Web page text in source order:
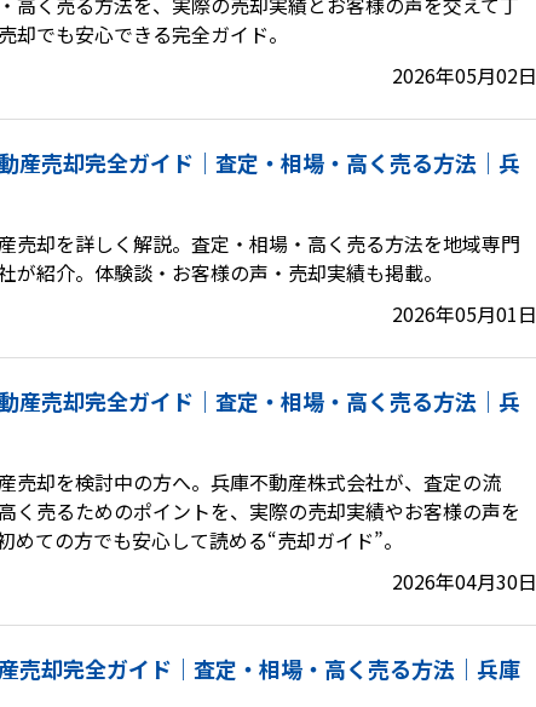
却でも安心できる完全ガイド。
2026年05月02日
産売却完全ガイド｜査定・相場・高く売る方法｜兵
売却を詳しく解説。査定・相場・高く売る方法を地域専門
が紹介。体験談・お客様の声・売却実績も掲載。
2026年05月01日
産売却完全ガイド｜査定・相場・高く売る方法｜兵
売却を検討中の方へ。兵庫不動産株式会社が、査定の流
く売るためのポイントを、実際の売却実績やお客様の声を
めての方でも安心して読める“売却ガイド”。
2026年04月30日
売却完全ガイド｜査定・相場・高く売る方法｜兵庫